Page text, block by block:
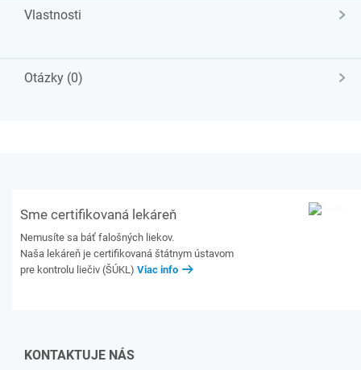
Vlastnosti
Otázky (0)
Sme certifikovaná lekáreň
Nemusíte sa báť falošných liekov.
Naša lekáreň je certifikovaná štátnym ústavom
pre kontrolu liečiv (ŠÚKL) Viac info
KONTAKTUJE NÁS